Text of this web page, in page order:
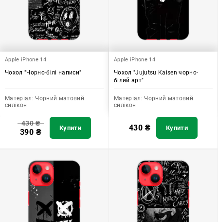
Apple iPhone 14
Чохол "Чорно-білі написи"
Матеріал: Чорний матовий
силікон
430₴
390 ₴ Купити
Apple iPhone 14
Чохол "Jujutsu Kaisen чорно-
білий арт"
Матеріал: Чорний матовий
силікон
430 ₴ Купити